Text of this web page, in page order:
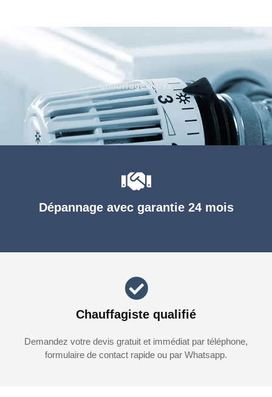
Dépannage avec garantie 24 mois
Chauffagiste qualifié
Demandez votre devis gratuit et immédiat par téléphone,
formulaire de contact rapide ou par Whatsapp.
Chauffage agréé